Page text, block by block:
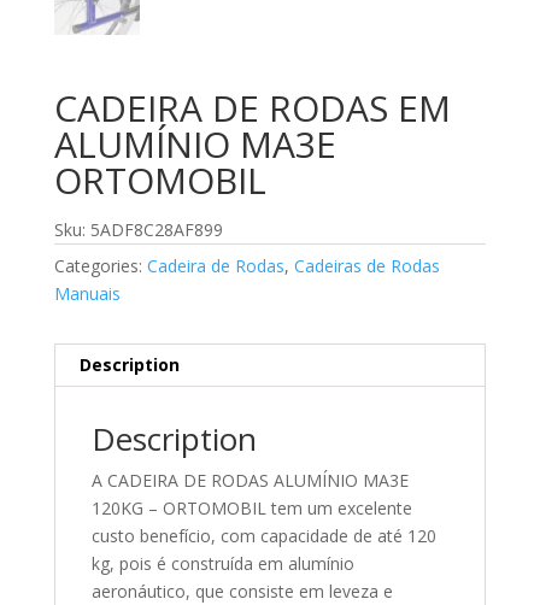
CADEIRA DE RODAS EM
ALUMÍNIO MA3E
ORTOMOBIL
Sku: 5ADF8C28AF899
Categories: Cadeira de Rodas, Cadeiras de Rodas
Manuais
Description
Description
A CADEIRA DE RODAS ALUMÍNIO MA3E
120KG – ORTOMOBIL tem um excelente
custo benefício, com capacidade de até 120
kg, pois é construída em alumínio
aeronáutico, que consiste em leveza e